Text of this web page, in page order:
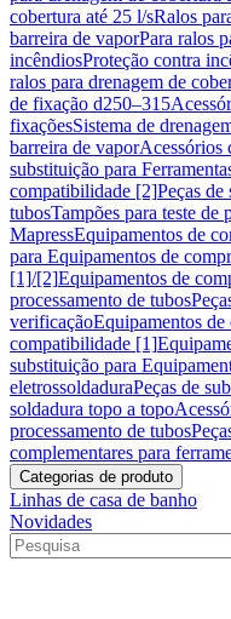
cobertura até 25 l/sRalos
barreira de vaporPara ralos
incêndiosProteção contra
ralos para drenagem de
de fixação d250–315
fixaçõesSistema de
barreira de vaporAcessórios
substituição para
compatibilidade [2]Peças
tubosTampões para teste de
MapressEquipamentos de
para Equipamentos de
[1]/[2]Equipamentos de
processamento de tubos
verificaçãoEquipamentos de
compatibilidade [1]
substituição para
eletrossoldaduraPeças de
soldadura topo a topo
processamento de tubos
complementares para
Categorias de produto
Linhas de casa de banho
Novidades